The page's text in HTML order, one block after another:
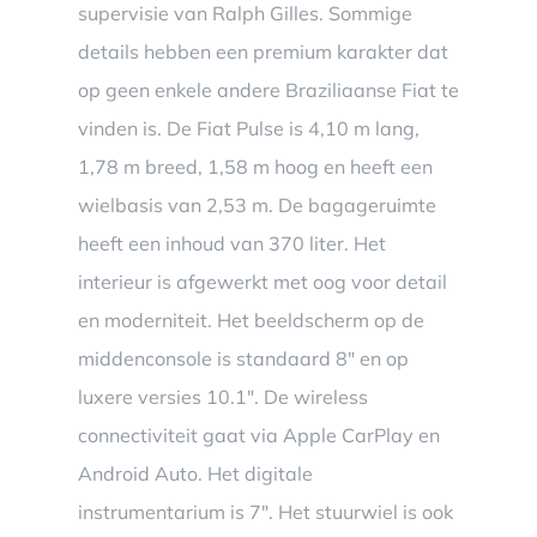
supervisie van Ralph Gilles. Sommige
details hebben een premium karakter dat
op geen enkele andere Braziliaanse Fiat te
vinden is. De Fiat Pulse is 4,10 m lang,
1,78 m breed, 1,58 m hoog en heeft een
wielbasis van 2,53 m. De bagageruimte
heeft een inhoud van 370 liter. Het
interieur is afgewerkt met oog voor detail
en moderniteit. Het beeldscherm op de
middenconsole is standaard 8″ en op
luxere versies 10.1″. De wireless
connectiviteit gaat via Apple CarPlay en
Android Auto. Het digitale
instrumentarium is 7″. Het stuurwiel is ook